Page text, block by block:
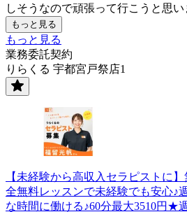
しそうなので頑張って行こうと思い
もっと見る
もっと見る
業務委託契約
りらくる 宇都宮戸祭店1
【未経験から高収入セラピストに
全無料レッスンで未経験でも安心♪
な時間に働ける♪60分最大3510円★